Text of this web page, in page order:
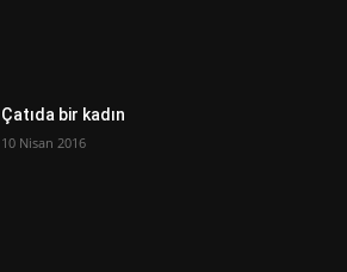
Çatıda bir kadın
10 Nisan 2016